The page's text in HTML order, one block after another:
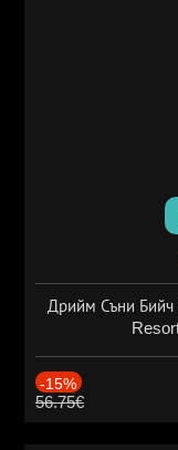
Дрийм Съни
-15%
56.75€